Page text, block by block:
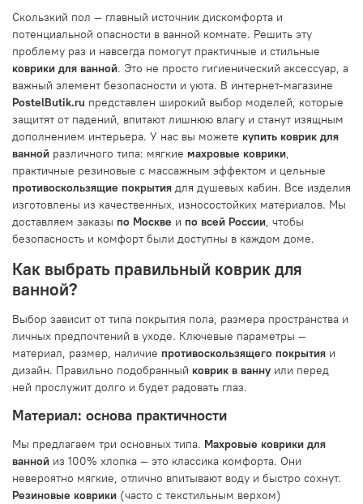
Скользкий пол — главный источник дискомфорта и
потенциальной опасности в ванной комнате. Решить эту
проблему раз и навсегда помогут практичные и стильные
коврики для ванной. Это не просто гигиенический аксессуар, а
важный элемент безопасности и уюта. В интернет-магазине
PostelButik.ru представлен широкий выбор моделей, которые
защитят от падений, впитают лишнюю влагу и станут изящным
дополнением интерьера. У нас вы можете купить коврик для
ванной различного типа: мягкие махровые коврики,
практичные резиновые с массажным эффектом и цельные
противоскользящие покрытия для душевых кабин. Все изделия
изготовлены из качественных, износостойких материалов. Мы
доставляем заказы по Москве и по всей России, чтобы
безопасность и комфорт были доступны в каждом доме.
Как выбрать правильный коврик для
ванной?
Выбор зависит от типа покрытия пола, размера пространства и
личных предпочтений в уходе. Ключевые параметры —
материал, размер, наличие противоскользящего покрытия и
дизайн. Правильно подобранный коврик в ванну или перед
ней прослужит долго и будет радовать глаз.
Материал: основа практичности
Мы предлагаем три основных типа. Махровые коврики для
ванной из 100% хлопка — это классика комфорта. Они
невероятно мягкие, отлично впитывают воду и быстро сохнут.
Резиновые коврики (часто с текстильным верхом)